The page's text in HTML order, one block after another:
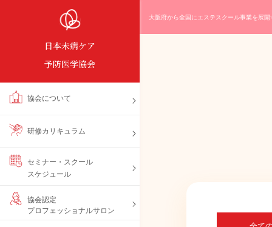
日本未病ケア
予防医学協会
協会について
研修カリキュラム
セミナー・スクール
スケジュール
協会認定
プロフェッショナルサロン
大阪府から全国にエステスクール事業を展